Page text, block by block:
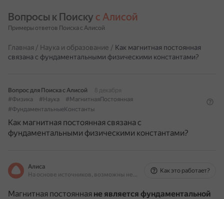
Вопросы к Поиску с Алисой
Примеры ответов Поиска с Алисой
Главная / Наука и образование / Как магнитная постоянная
связана с фундаментальными физическими константами?
Вопрос для Поиска с Алисой
8 декабря
#Физика
#Наука
#МагнитнаяПостоянная
#ФундаментальныеКонстанты
Как магнитная постоянная связана с
фундаментальными физическими константами?
Алиса
На основе источников, возможны неточности
Как это работает?
Магнитная постоянная не является фундаментальной